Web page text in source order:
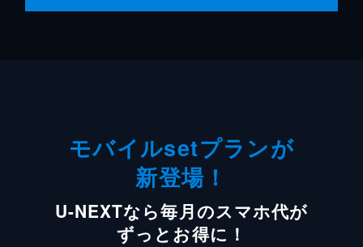
モバイルsetプランが
新登場！
U-NEXTなら毎月のスマホ代が
ずっとお得に！